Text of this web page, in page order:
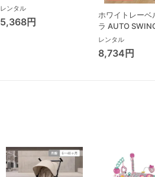
ニタ(TANITA) ベビースケ
ール・体重計
レンタル
5,368円
ホワイトレーベ
ラ AUTO
Long スリープ
コンビ(Combi)
チェア・ベビー
レンタル
8,734円